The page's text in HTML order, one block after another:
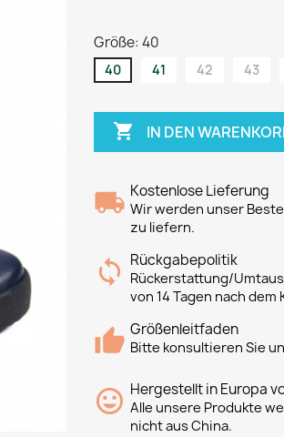
Größe: 40
40 41 42 43
 IN DEN
Kostenlose Lieferung
Wir werden unser
zu liefern.
Rückgabepolitik
Rückerstattung/
von 14 Tagen nach dem
Größenleitfaden
Bitte konsultieren Sie
Hergestellt in Europa
Alle unsere Produkte
nicht aus China.